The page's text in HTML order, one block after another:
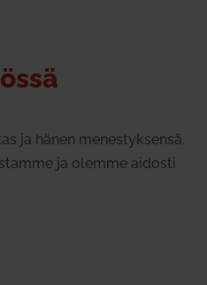
ja hänen menes­tyk­sensä.
ja olemme aidosti